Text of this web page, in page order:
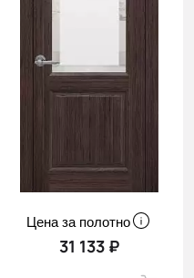
Цена за полотно
31 133 ₽